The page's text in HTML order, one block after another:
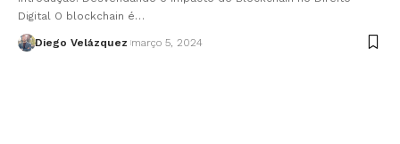
Digital O blockchain é…
Diego Velázquez março 5, 2024